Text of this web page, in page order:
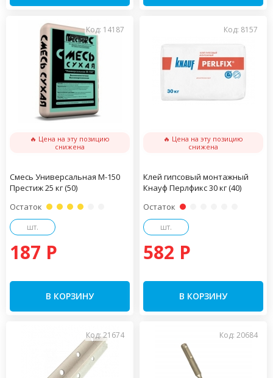
Код: 14187
🔥 Цена на эту позицию
снижена
Смесь Универсальная М-150
Престиж 25 кг (50)
Остаток
шт.
187 P
В КОРЗИНУ
Код: 8157
🔥 Цена на эту позицию
снижена
Клей гипсовый монтажный
Кнауф Перлфикс 30 кг (40)
Остаток
шт.
582 P
В КОРЗИНУ
Код: 21674 Код: 20684